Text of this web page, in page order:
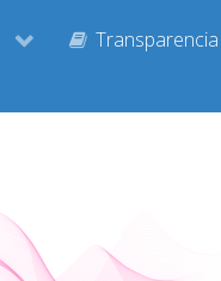
Transparencia